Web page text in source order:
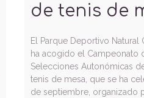
de tenis de
El Parque Deportivo Natural
ha acogido el Campeonato
Selecciones Autonómicas
tenis de mesa, que se ha
de septiembre, organizado